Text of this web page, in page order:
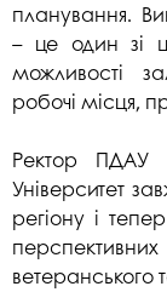
планування.
– це один зі
можливості
робочі місця,
Ректор ПДАУ
Університет
регіону і
ветеранського